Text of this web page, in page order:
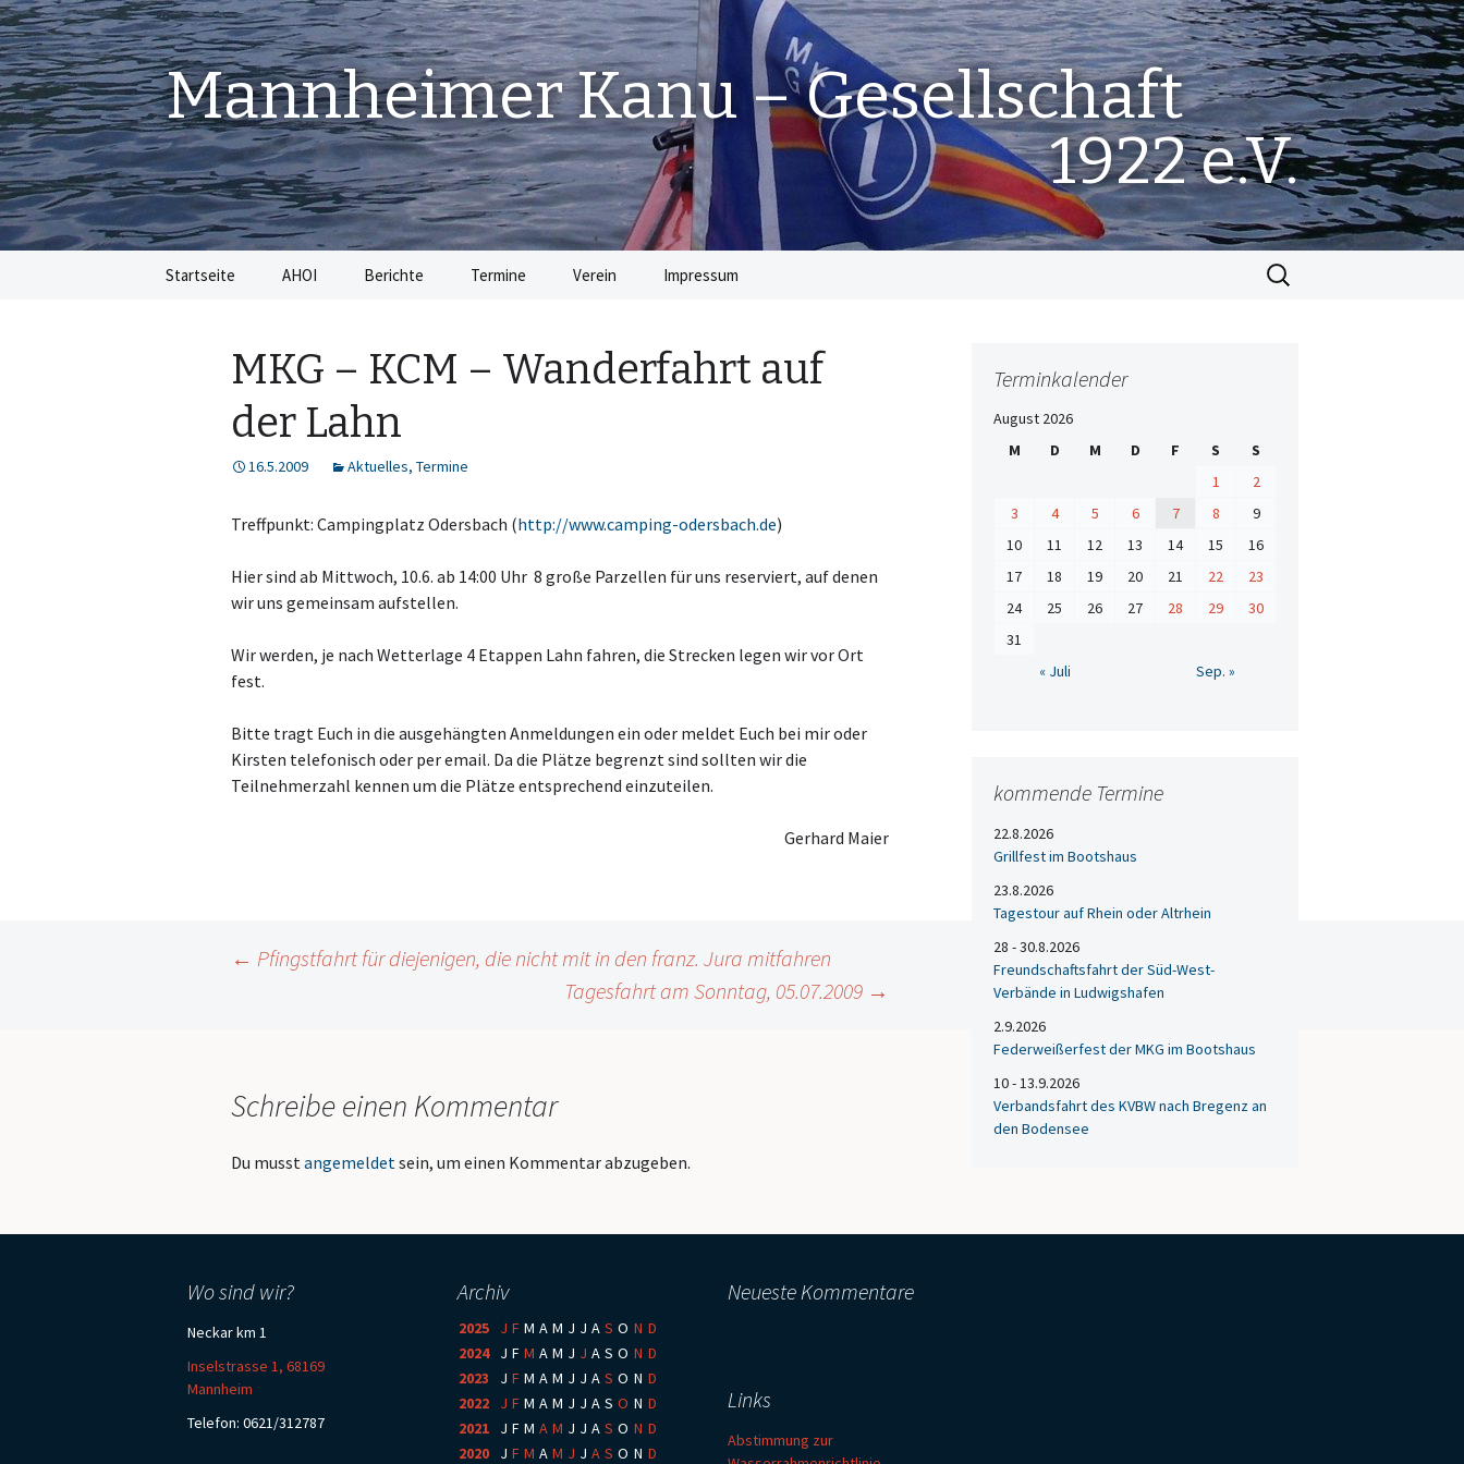
Mannheimer Kanu – Gesellschaft
1922 e.V.
Startseite AHOI Berichte Termine Verein
Beiträge
Kooperationsvertrag mit
KCM
Impressum
Suchen
nach:
MKG – KCM – Wanderfahrt auf
der Lahn
16.5.2009 Aktuelles, Termine
Treffpunkt: Campingplatz Odersbach (http://www.camping-odersbach.de)
Hier sind ab Mittwoch, 10.6. ab 14:00 Uhr 8 große Parzellen für uns reserviert, auf denen
wir uns gemeinsam aufstellen.
Wir werden, je nach Wetterlage 4 Etappen Lahn fahren, die Strecken legen wir vor Ort
fest.
Bitte tragt Euch in die ausgehängten Anmeldungen ein oder meldet Euch bei mir oder
Kirsten telefonisch oder per email. Da die Plätze begrenzt sind sollten wir die
Teilnehmerzahl kennen um die Plätze entsprechend einzuteilen.
Gerhard Maier
← Pfingstfahrt für diejenigen, die nicht mit in den franz. Jura mitfahren
Tagesfahrt am Sonntag, 05.07.2009 →
Schreibe einen Kommentar
Du musstangemeldetsein, um einen Kommentar abzugeben.
Terminkalender
August 2026
M
D M D F S
S
1
2
3
4 5 6 7 8
9
10
11 12 13 14 15
16
17
18 19 20 21 22
23
24
25 26 27 28 29
30
31
« Juli
Sep. »
kommende Termine
22.8.2026
Grillfest im Bootshaus
23.8.2026
Tagestour auf Rhein oder Altrhein
28 - 30.8.2026
Freundschaftsfahrt der Süd-West-
Verbände in Ludwigshafen
2.9.2026
Federweißerfest der MKG im Bootshaus
10 - 13.9.2026
Verbandsfahrt des KVBW nach Bregenz an
den Bodensee
Wo sind wir?
Neckar km 1
Inselstrasse 1, 68169
Mannheim
Telefon: 0621/312787
Archiv
2025 J F M A M J J A S O N D
2024: J F M A M J J A S O N D
2023
J F M A M J J A S O N D
2022
J F M A M J J A S O N D
2021
J F M A M J J A S O N D
2020
J F M A M J J A S O N D
Neueste Kommentare
Links
Abstimmung zur